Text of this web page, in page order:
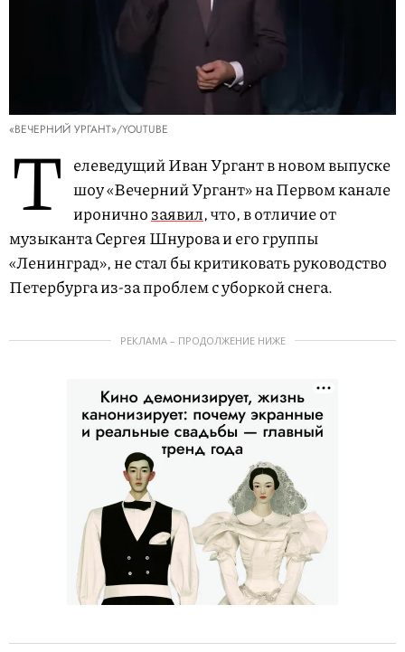
«ВЕЧЕРНИЙ УРГАНТ»/YOUTUBE
Т елеведущий Иван Ургант в новом выпуске
шоу «Вечерний Ургант» на Первом канале
ироничнозаявил, что, в отличие от
музыканта Сергея Шнурова и его группы
«Ленинград», не стал бы критиковать руководство
Петербурга из-за проблем с уборкой снега.
РЕКЛАМА – ПРОДОЛЖЕНИЕ НИЖЕ